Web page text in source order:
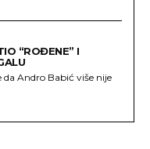
“ROĐENE” I
da Andro Babić više nije